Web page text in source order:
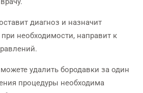
диагноз и назначит
необходимости, направит к
удалить бородавки за один
процедуры необходима